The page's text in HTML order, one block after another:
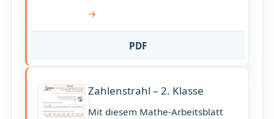
PDF
Zahlenstrahl – 2. Klasse
Mit diesem Mathe-Arbeitsblatt